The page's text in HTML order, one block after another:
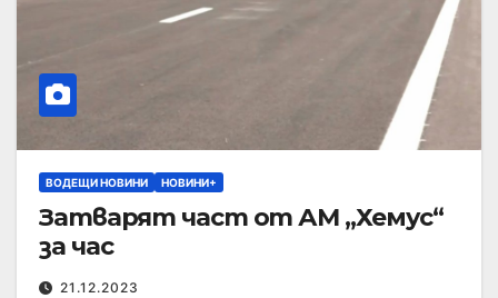
ВОДЕЩИ НОВИНИ НОВИНИ+
Затварят част от АМ „Хемус“
за час
21.12.2023